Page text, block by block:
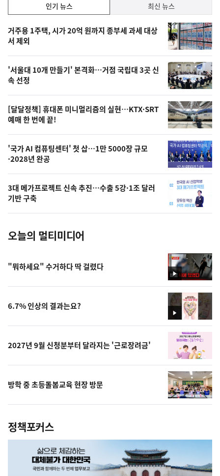
기,
최
신,
오
늘
의
영
상
오
의
사
진
인기 뉴스 최신 뉴스
인
기
뉴
스
거주용 1주택, 시가 20억 원까지 종부세 과세 대상
서 제외
'서울대 10개 만들기' 본격화…거점 국립대 3곳 신
속 선정
[달달정책] 휴대폰 미니멀리즘의 실현…KTX·SRT
예매 한 번에 끝!
'국가 AI 컴퓨팅센터' 첫 삽…1만 5000장 규모
·2028년 완공
3대 메가프로젝트 신속 추진…수출 5강·1조 달러
기반 구축
오늘의 멀티미디어
영
상
"뭐하세요" 수거하다 딱 걸렸다
영
상
6.7% 인상의 결과는요?
2027년 9월 신청분부터 달라지는 '근로장려금'
방학 중 초등돌봄교육 현장 방문
정책포커스